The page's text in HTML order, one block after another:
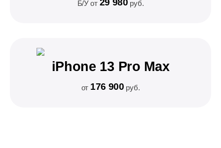
Б/У от 29 980 руб.
iPhone 13 Pro Max
от 176 900 руб.